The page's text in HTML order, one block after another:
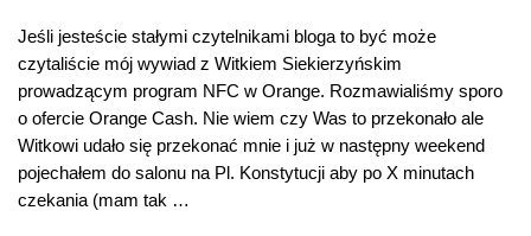
Jeśli jesteście stałymi czytelnikami bloga to być może
czytaliście mój wywiad z Witkiem Siekierzyńskim
prowadzącym program NFC w Orange. Rozmawialiśmy sporo
o ofercie Orange Cash. Nie wiem czy Was to przekonało ale
Witkowi udało się przekonać mnie i już w następny weekend
pojechałem do salonu na Pl. Konstytucji aby po X minutach
czekania (mam tak …